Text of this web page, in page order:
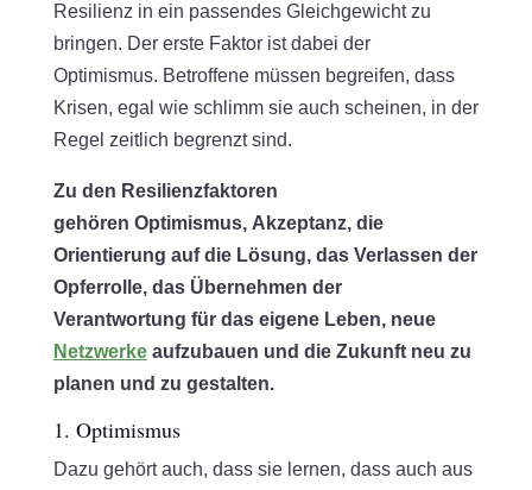
Resilienz in ein passendes Gleichgewicht zu
bringen. Der erste Faktor ist dabei der
Optimismus. Betroffene müssen begreifen, dass
Krisen, egal wie schlimm sie auch scheinen, in der
Regel zeitlich begrenzt sind.
Zu den Resilienzfaktoren
gehören Optimismus, Akzeptanz, die
Orientierung auf die Lösung, das Verlassen der
Opferrolle, das Übernehmen der
Verantwortung für das eigene Leben, neue
Netzwerkeaufzubauen und die Zukunft neu zu
planen und zu gestalten.
1. Optimismus
Dazu gehört auch, dass sie lernen, dass auch aus